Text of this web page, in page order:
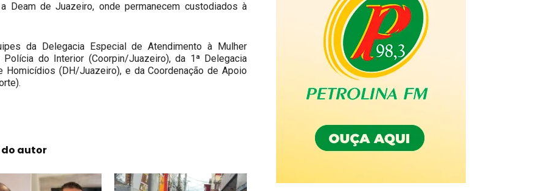
Deam de Juazeiro, onde permanecem custodiados à
da Delegacia Especial de Atendimento à Mulher
do Interior (Coorpin/Juazeiro), da 1ª Delegacia
Homicídios (DH/Juazeiro), e da Coordenação de Apoio
do autor